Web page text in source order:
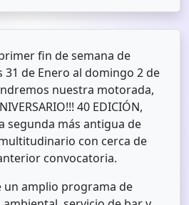
fin de semana de
31 de Enero al domingo 2 de
nuestra motorada,
40 EDICIÓN,
segunda más antigua de
con cerca de
convocatoria.
amplio programa de